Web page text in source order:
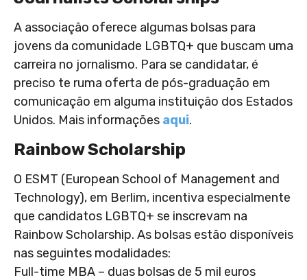
A associação oferece algumas bolsas para
jovens da comunidade LGBTQ+ que buscam uma
carreira no jornalismo. Para se candidatar, é
preciso te ruma oferta de pós-graduação em
comunicação em alguma instituição dos Estados
Unidos. Mais informações aqui.
Rainbow Scholarship
O ESMT (European School of Management and
Technology), em Berlim, incentiva especialmente
que candidatos LGBTQ+ se inscrevam na
Rainbow Scholarship. As bolsas estão disponíveis
nas seguintes modalidades:
Full-time MBA – duas bolsas de 5 mil euros